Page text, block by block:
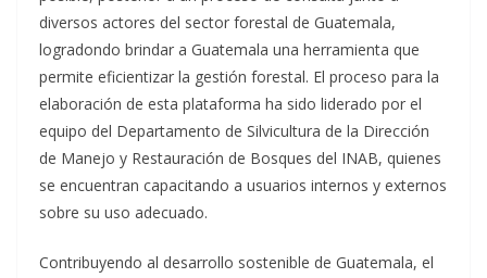
diversos actores del sector forestal de Guatemala,
logradondo brindar a Guatemala una herramienta que
permite eficientizar la gestión forestal. El proceso para la
elaboración de esta plataforma ha sido liderado por el
equipo del Departamento de Silvicultura de la Dirección
de Manejo y Restauración de Bosques del INAB, quienes
se encuentran capacitando a usuarios internos y externos
sobre su uso adecuado.
Contribuyendo al desarrollo sostenible de Guatemala, el